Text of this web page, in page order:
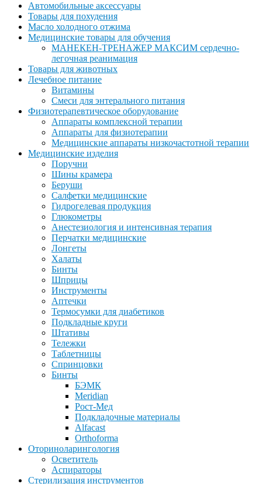
Автомобильные аксессуары
Товары для похудения
Масло холодного отжима
Медицинские товары для обучения
МАНЕКЕН-ТРЕНАЖЕР МАКСИМ сердечно-
легочная реанимация
Товары для животных
Лечебное питание
Витамины
Смеси для энтерального питания
Физиотерапевтическое оборудование
Аппараты комплексной терапии
Аппараты для физиотерапии
Медицинские аппараты низкочастотной терапии
Медицинские изделия
Поручни
Шины крамера
Беруши
Салфетки медицинские
Гидрогелевая продукция
Глюкометры
Анестезиология и интенсивная терапия
Перчатки медицинские
Лонгеты
Халаты
Бинты
Шприцы
Инструменты
Аптечки
Термосумки для диабетиков
Подкладные круги
Штативы
Тележки
Таблетницы
Спринцовки
Бинты
БЭМК
Meridian
Рост-Мед
Подкладочные материалы
Alfacast
Orthoforma
Оториноларингология
Осветитель
Аспираторы
Стерилизация инструментов